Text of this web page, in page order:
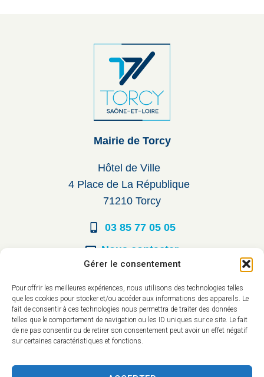
Gérer le consentement
Pour offrir les meilleures expériences, nous utilisons des technologies telles
que les cookies pour stocker et/ou accéder aux informations des appareils. Le
fait de consentir à ces technologies nous permettra de traiter des données
telles que le comportement de navigation ou les ID uniques sur ce site. Le fait
de ne pas consentir ou de retirer son consentement peut avoir un effet négatif
sur certaines caractéristiques et fonctions.
Mairie de Torcy
Hôtel de Ville
4 Place de La République
71210 Torcy
03 85 77 05 05
Nous contacter
Du lundi au vendredi :
8h30 à 12h00